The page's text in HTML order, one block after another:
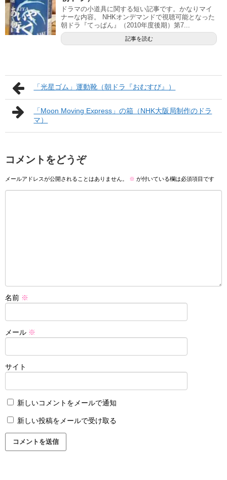
ドラマの小道具に関する短い記事です。かなりマイ
ナーな内容。 NHKオンデマンドで視聴可能となった
朝ドラ『てっぱん』（2010年度後期）第7...
記事を読む
「光星ゴム」運動靴（朝ドラ『おむすび』）
「Moon Moving Express」の箱（NHK大阪局制作のドラ
マ）
コメントをどうぞ
メールアドレスが公開されることはありません。 ※ が付いている欄は必須項目です
名前 ※
メール ※
サイト
新しいコメントをメールで通知
新しい投稿をメールで受け取る